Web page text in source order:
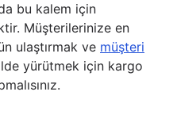
bu kalem için
Müşterilerinize en
ulaştırmak ve müşteri
yürütmek için kargo